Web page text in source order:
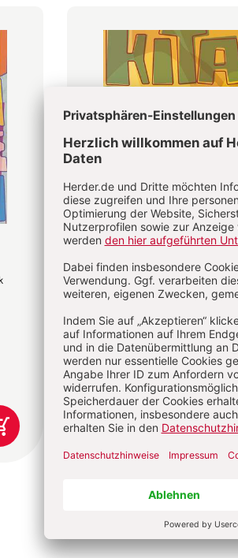
Kita-Planer 2026/27
Lektoratsteam Herder Pädagogik
15,00 €
Gebundene Ausgabe
Lieferbar in 1-3 Werktagen